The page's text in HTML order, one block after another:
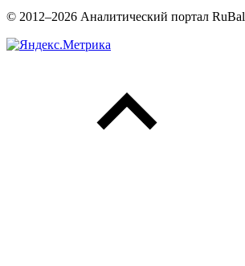
© 2012–2026 Аналитический портал